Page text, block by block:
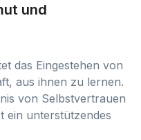
und
das Eingestehen von
aus ihnen zu lernen.
von Selbstvertrauen
ein unterstützendes